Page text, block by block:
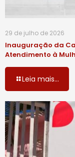
29 de julho de 2026
Inauguração da
Atendimento à
Leia mais...